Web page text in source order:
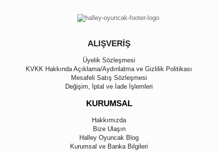
ALIŞVERİŞ
Üyelik Sözleşmesi
KVKK Hakkında Açıklama/Aydınlatma ve Gizlilik Politikası
Mesafeli Satış Sözleşmesi
Değişim, İptal ve İade İşlemleri
KURUMSAL
Hakkımızda
Bize Ulaşın
Halley Oyuncak Blog
Kurumsal ve Banka Bilgileri